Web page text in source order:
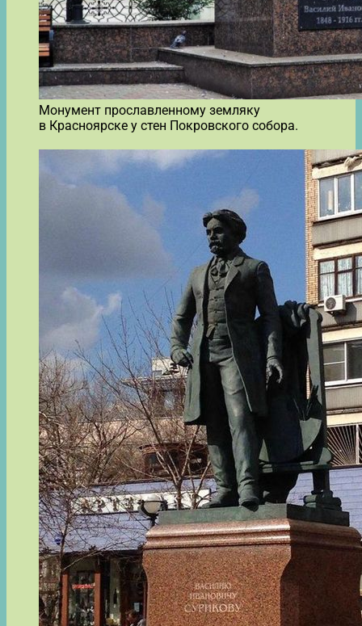
Монумент прославленному земляку
в Красноярске у стен Покровского собора.